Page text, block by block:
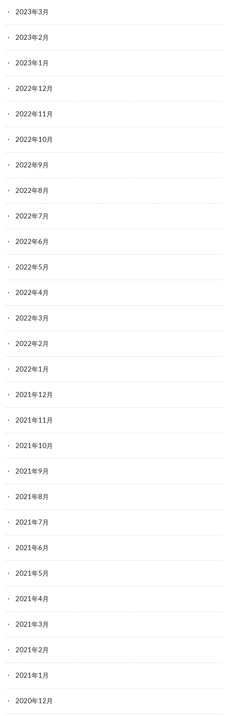
2023年3月
2023年2月
2023年1月
2022年12月
2022年11月
2022年10月
2022年9月
2022年8月
2022年7月
2022年6月
2022年5月
2022年4月
2022年3月
2022年2月
2022年1月
2021年12月
2021年11月
2021年10月
2021年9月
2021年8月
2021年7月
2021年6月
2021年5月
2021年4月
2021年3月
2021年2月
2021年1月
2020年12月